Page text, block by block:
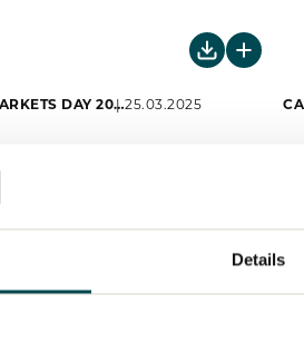
Details
CAPITAL MARKETS DAY 202425.03.2025